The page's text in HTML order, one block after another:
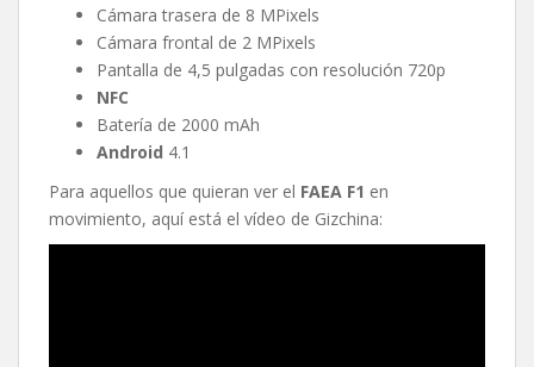
Cámara trasera de 8 MPixels
Cámara frontal de 2 MPixels
Pantalla de 4,5 pulgadas con resolución 720p
NFC
Batería de 2000 mAh
Android 4.1
Para aquellos que quieran ver el FAEA F1 en
movimiento, aquí está el vídeo de Gizchina: